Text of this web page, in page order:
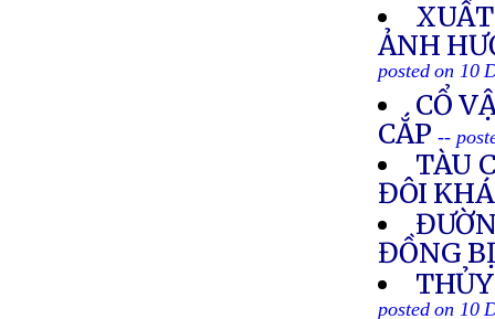
ẢNH
posted on 10
CỔ
CẮP--
TÀU
ĐÔI
ĐỒNG